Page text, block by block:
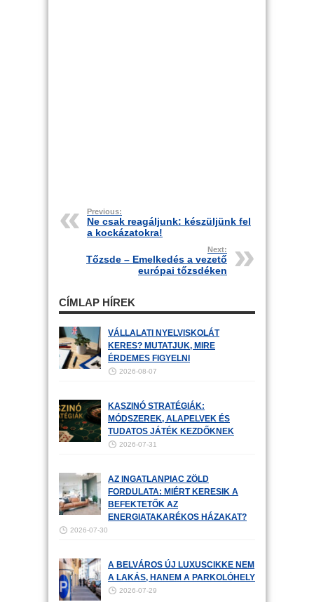
Previous:
Ne csak reagáljunk: készüljünk fel
a kockázatokra!
Next:
Tőzsde – Emelkedés a vezető
európai tőzsdéken
CÍMLAP HÍREK
VÁLLALATI NYELVISKOLÁT
KERES? MUTATJUK, MIRE
ÉRDEMES FIGYELNI
2026-08-07
KASZINÓ STRATÉGIÁK:
MÓDSZEREK, ALAPELVEK ÉS
TUDATOS JÁTÉK KEZDŐKNEK
2026-07-31
AZ INGATLANPIAC ZÖLD
FORDULATA: MIÉRT KERESIK A
BEFEKTETŐK AZ
ENERGIATAKARÉKOS HÁZAKAT?
2026-07-30
A BELVÁROS ÚJ LUXUSCIKKE NEM
A LAKÁS, HANEM A PARKOLÓHELY
2026-07-29